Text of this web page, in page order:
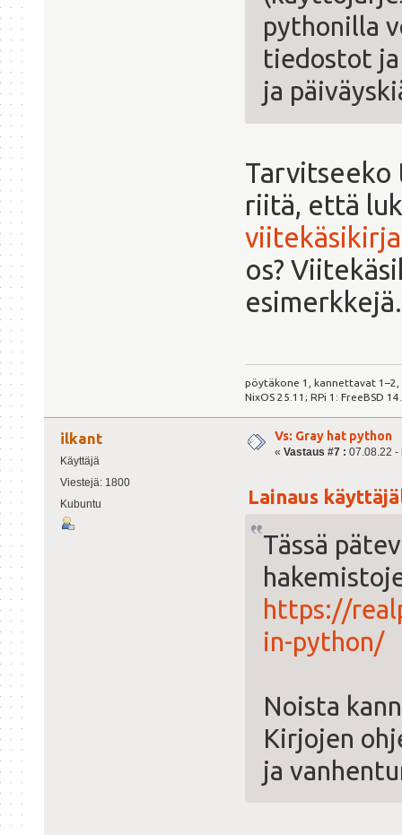
pythonilla
tiedostot
ja
Tarvitseeko
riitä, että
os?
pöytäkone 1, kannettavat 1–2,
NixOS 25.11; RPi 1: FreeBSD
ilkant
Käyttäjä
Viestejä: 1800
Kubuntu
Vs: Gray hat python
« Vastaus #7 : 07.08.22 -
Lainaus
Tässä
https://
in-python/
Noista
Kirjojen
ja